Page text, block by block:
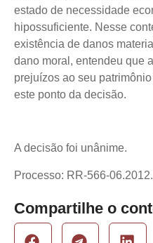
estado de necessidade
hipossuficiente. Nesse
existência de danos
dano moral, entendeu que
prejuízos ao seu
este ponto da decisão.
A decisão foi unânime.
Processo: RR-566-
Compartilhe o